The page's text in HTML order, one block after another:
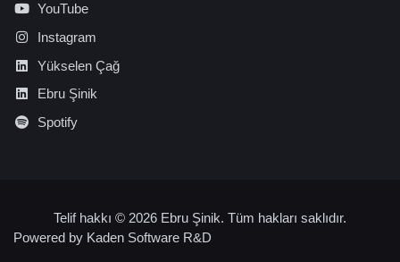
YouTube
Instagram
Yükselen Çağ
Ebru Şinik
Spotify
Telif hakkı © 2026 Ebru Şinik. Tüm hakları saklıdır.
Powered by Kaden Software R&D